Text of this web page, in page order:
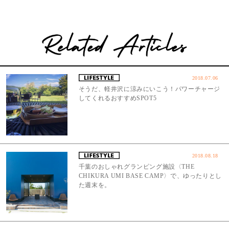
2018.07.06
そうだ、軽井沢に涼みにいこう！パワーチャージ
してくれるおすすめSPOT5
2018.08.18
千葉のおしゃれグランピング施設〈THE
CHIKURA UMI BASE CAMP〉で、ゆったりとし
た週末を。